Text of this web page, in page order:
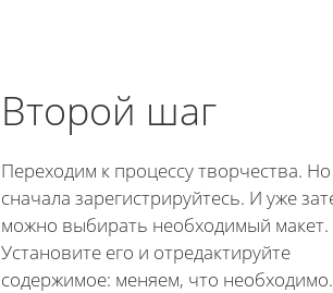
Второй шаг
Переходим к процессу творчества. Но
сначала зарегистрируйтесь. И уже
можно выбирать необходимый макет.
Установите его и отредактируйте
содержимое: меняем, что необходимо.